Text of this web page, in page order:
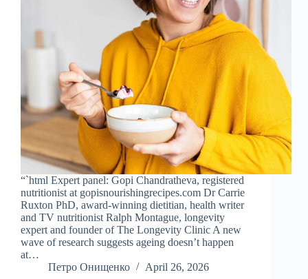
“`html Expert panel: Gopi Chandratheva, registered
nutritionist at gopisnourishingrecipes.com Dr Carrie
Ruxton PhD, award-winning dietitian, health writer
and TV nutritionist Ralph Montague, longevity
expert and founder of The Longevity Clinic A new
wave of research suggests ageing doesn’t happen
at…
Петро Онищенко
April 26, 2026